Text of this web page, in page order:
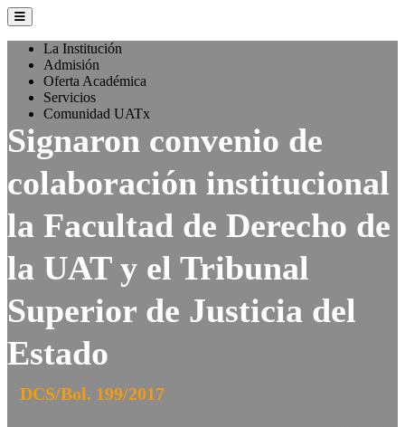
La Institución
Admisión
Oferta Académica
Servicios
Comunidad UATx
Signaron convenio de
colaboración institucional
la Facultad de Derecho de
la UAT y el Tribunal
Superior de Justicia del
Estado
DCS/Bol. 199/2017